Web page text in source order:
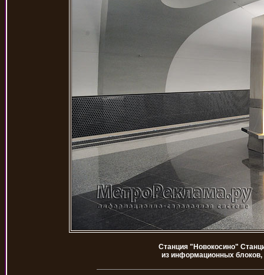
Станция "Новокосино"
из информационных